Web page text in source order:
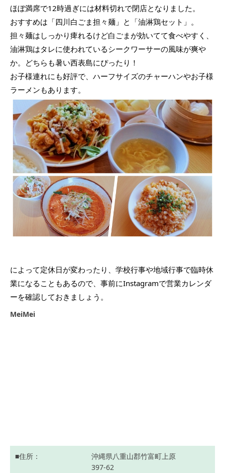
ほぼ満席で12時過ぎには材料切れで閉店となりました。
おすすめは「四川白ごま担々麺」と「油淋鶏セット」。
担々麺はしっかり痺れるけど白ごまが効いてて食べやすく、
油淋鶏はタレに使われているシークワーサーの風味が爽や
か。どちらも暑い西表島にぴったり！
お子様連れにも好評で、ハーフサイズのチャーハンやお子様
ラーメンもあります。
によって定休日が変わったり、学校行事や地域行事で臨時休
業になることもあるので、事前にInstagramで営業カレンダ
ーを確認しておきましょう。
MeiMei
住所
沖縄県八重山郡竹富町上原
397-62